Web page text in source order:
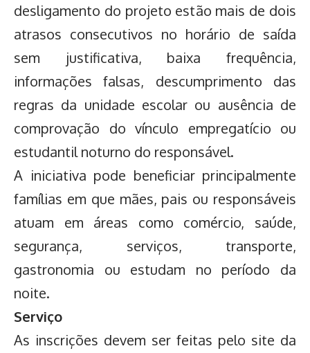
desligamento do projeto estão mais de dois
atrasos consecutivos no horário de saída
sem justificativa, baixa frequência,
informações falsas, descumprimento das
regras da unidade escolar ou ausência de
comprovação do vínculo empregatício ou
estudantil noturno do responsável.
A iniciativa pode beneficiar principalmente
famílias em que mães, pais ou responsáveis
atuam em áreas como comércio, saúde,
segurança, serviços, transporte,
gastronomia ou estudam no período da
noite.
Serviço
As inscrições devem ser feitas pelo site da